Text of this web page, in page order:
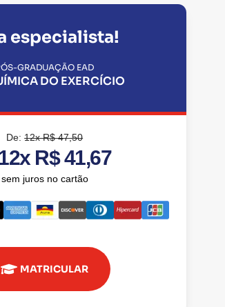
especialista!
GRADUAÇÃO EAD
DO EXERCÍCIO
De:12x R$ 47,50
R$ 41,67
sem juros no cartão
MATRICULAR